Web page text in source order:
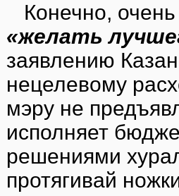
Конечно,
«желать
заявлению
нецелевому
мэру не
исполняет
решениями
протягивай